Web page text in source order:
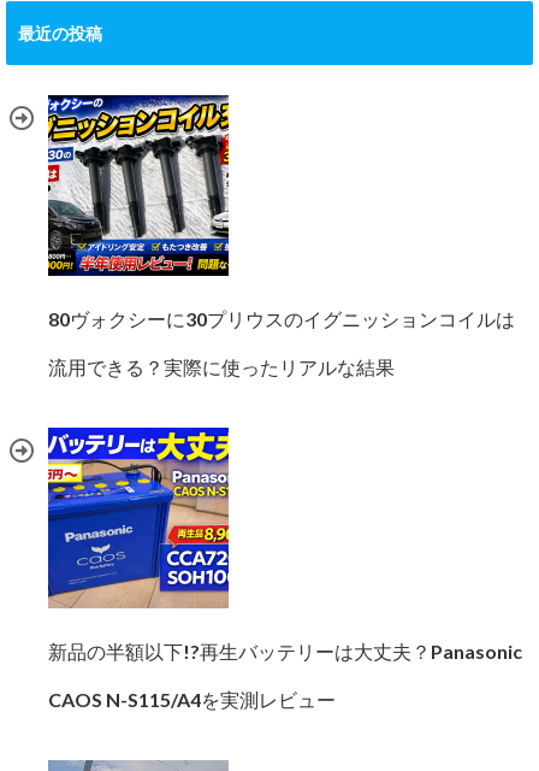
最近の投稿
80ヴォクシーに30プリウスのイグニッションコイルは
流用できる？実際に使ったリアルな結果
新品の半額以下!?再生バッテリーは大丈夫？Panasonic
CAOS N-S115/A4を実測レビュー